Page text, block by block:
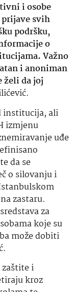
i osobe
svih
podršku,
o
Važno
i anoniman
želi da joj
institucija, ali
izmjenu
uđe
da se
o silovanju i
zastaru.
za
koje su
može dobiti
i
kroz